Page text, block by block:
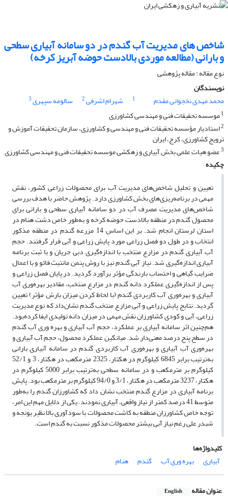
شاخص های مدیریت آب گندم در دو سامانه آبیاری سطحی
و بارانی (مطالعه موردی بالادست حوضه آبریز کرخه)
نوع مقاله : مقاله پژوهشی
نویسندگان
محمد مهدی نخجوانی مقدم
1 شهرام اشرفی2 سالومه سپهری3
1موسسه تحقیقات فنی و مهندسی کشاورزی
2استادیار مؤسسه تحقیقات فنی و مهندسی و کشاورزی، سازمان تحقیقات آموزش و
ترویج کشاورزی، کرج، ایران
3عضو هیات علمی بخش آبیاری و زهکشی موسسه تحقیقات فنی و مهندسی کشاورزی
چکیده
تعیین و تحلیل شاخص‌های مدیریت آب برای محصولات زراعی کشور، نقش
مهمی در برنامه‌ریزی‌های بخش کشاورزی دارد. پژوهش حاضر با هدف بررسی
شاخص‌های مدیریت مصرف آب در دو سامانه آبیاری سطحی و بارانی برای
محصول گندم در منطقه بالادست حوضه کرخه و به‌طور خاص دشت هنام در
استان لرستان انجام شد. بر این اساس 14 مزرعه گندم در منطقه مذکور
انتخاب و در طول دو فصل زراعی مورد پایش زراعی و آبی قرار گرفتند. حجم
آب آبیاری گندم در مزارع منتخب با اندازه‌گیری دبی جریان و با ثبت برنامه
آبیاری اندازه‌گیری شد. نیاز آبی گندم نیز با روش پنمن مانتیث فائو و با اعمال
ضرایب گیاهی و احتساب بارندگی مؤثر برآورد گردید. در پایان فصل زراعی و
پس از اندازه‌گیری عملکرد دانه گندم در مزارع منتخب، مقادیر بهره‌وری آب
آبیاری و بهره‌وری آب کاربردی گندم (با لحاظ کردن میزان بارش مؤثر) تعیین
گردید. نتایج پایش زراعی و آبی مزارع منتخب گندم نشان‌داد که نوع مدیریت
زراعی، آبی و کودی کشاورزان نقش مهمی در میزان دانه تولیدی ایفا کرده‌بود.
هم‌چنین اثر سامانه آبیاری بر عملکرد، حجم آب آبیاری و بهره وری آب گندم
در سطح پنج درصد معنی‌دار شد. میانگین عملکرد محصول، حجم آب آبیاری و
بهره‌وری آب آبیاری و بهره‌وری آب کاربردی گندم در سامانه آبیاری بارانی
به‌ترتیب برابر 6845 کیلوگرم در هکتار، 2325 مترمکعب در هکتار، 3 و 52/1
کیلوگرم بر مترمکعب و در سامانه سطحی به‌ترتیب برابر 5000 کیلوگرم در
هکتار، 3237 مترمکعب در هکتار، 3/1 و 94/0 کیلوگرم بر مترمکعب بود. پایش
برنامه آبیاری در مزارع گندم منتخب نشان داد که کشاورزان گندم را به‌طور
متوسط 41 درصد کمتر از نیاز واقعی، آبیاری نمودند. یکی از دلایل مهم این امر،
توجه خاص کشاورزان منطقه به کاشت محصولات با سودآوری بالا نظیر یونجه و
شبدر علی رغم نیاز آبی بیشتر محصولات مذکور نسبت به گندم است.
کلیدواژه‌ها
آبیاری
بهره وری آب گندم هنام
عنوان مقاله English